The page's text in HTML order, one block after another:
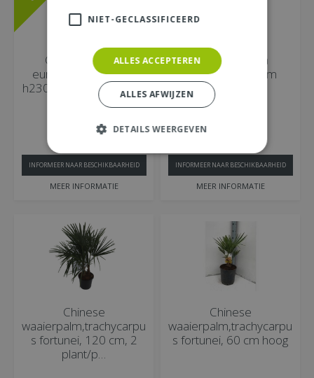
Olijfboom, olea
europaea, half stam
h230-h250 cm, 150 cm
50
MEER INFORMATIE
INFORMEER NAAR BESCHIKBAARHEID
Olijfboom,olea
europea, op stam
MEER INFORMATIE
INFORMEER NAAR BESCHIKBAARHEID
Chinese
waaierpalm,trachycarpu
s fortunei, 120 cm, 2
plant/p…
Chinese
waaierpalm,trachycarpu
s fortunei, 60 cm hoog
NIET-GECLASSIFICEERD
ALLES ACCEPTEREN
ALLES AFWIJZEN
DETAILS WEERGEVEN